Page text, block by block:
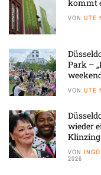
kommt
VON UTE
Park –
VON UTE
wieder
VON
2026